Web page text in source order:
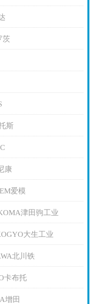
茨
斯
康
爱模
津田驹工业
大生工业
北川铁
卡布托
增田